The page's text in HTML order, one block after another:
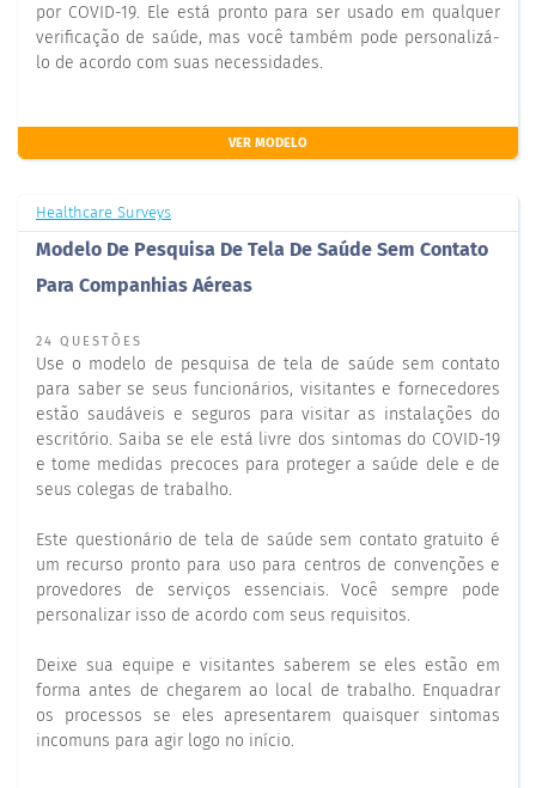
por COVID-19. Ele está pronto para ser usado em qualquer
verificação de saúde, mas você também pode personalizá-
lo de acordo com suas necessidades.
VER MODELO
Healthcare Surveys
Modelo De Pesquisa De Tela De Saúde Sem Contato
Para Companhias Aéreas
24 QUESTÕES
Use o modelo de pesquisa de tela de saúde sem contato
para saber se seus funcionários, visitantes e fornecedores
estão saudáveis e seguros para visitar as instalações do
escritório. Saiba se ele está livre dos sintomas do COVID-19
e tome medidas precoces para proteger a saúde dele e de
seus colegas de trabalho.
Este questionário de tela de saúde sem contato gratuito é
um recurso pronto para uso para centros de convenções e
provedores de serviços essenciais. Você sempre pode
personalizar isso de acordo com seus requisitos.
Deixe sua equipe e visitantes saberem se eles estão em
forma antes de chegarem ao local de trabalho. Enquadrar
os processos se eles apresentarem quaisquer sintomas
incomuns para agir logo no início.